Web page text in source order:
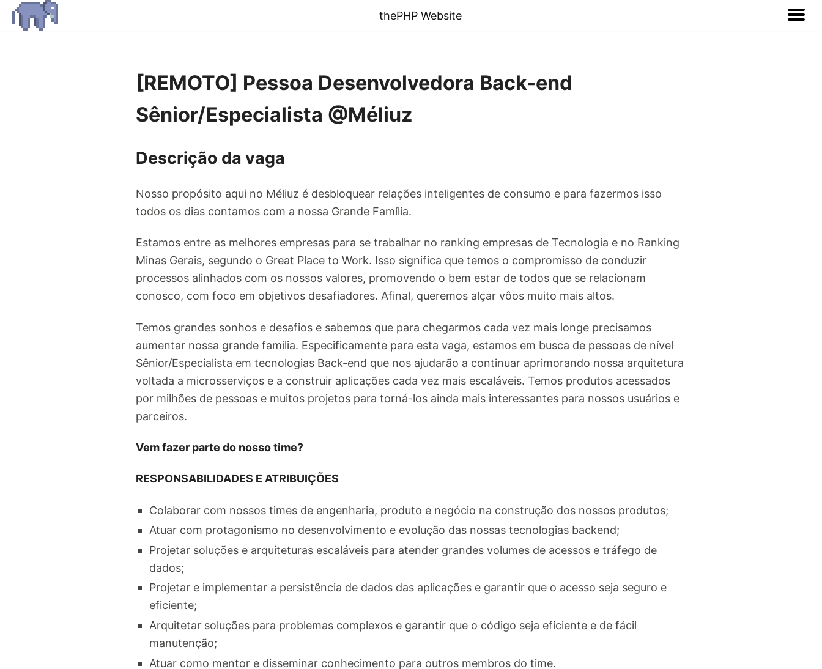
thePHP Website
[REMOTO] Pessoa Desenvolvedora Back-end
Sênior/Especialista @Méliuz
Descrição da vaga
Nosso propósito aqui no Méliuz é desbloquear relações inteligentes de consumo e para fazermos isso
todos os dias contamos com a nossa Grande Família.
Estamos entre as melhores empresas para se trabalhar no ranking empresas de Tecnologia e no Ranking
Minas Gerais, segundo o Great Place to Work. Isso significa que temos o compromisso de conduzir
processos alinhados com os nossos valores, promovendo o bem estar de todos que se relacionam
conosco, com foco em objetivos desafiadores. Afinal, queremos alçar vôos muito mais altos.
Temos grandes sonhos e desafios e sabemos que para chegarmos cada vez mais longe precisamos
aumentar nossa grande família. Especificamente para esta vaga, estamos em busca de pessoas de nível
Sênior/Especialista em tecnologias Back-end que nos ajudarão a continuar aprimorando nossa arquitetura
voltada a microsserviços e a construir aplicações cada vez mais escaláveis. Temos produtos acessados
por milhões de pessoas e muitos projetos para torná-los ainda mais interessantes para nossos usuários e
parceiros.
Vem fazer parte do nosso time?
RESPONSABILIDADES E ATRIBUIÇÕES
Colaborar com nossos times de engenharia, produto e negócio na construção dos nossos produtos;
Atuar com protagonismo no desenvolvimento e evolução das nossas tecnologias backend;
Projetar soluções e arquiteturas escaláveis para atender grandes volumes de acessos e tráfego de
dados;
Projetar e implementar a persistência de dados das aplicações e garantir que o acesso seja seguro e
eficiente;
Arquitetar soluções para problemas complexos e garantir que o código seja eficiente e de fácil
manutenção;
Atuar como mentor e disseminar conhecimento para outros membros do time.